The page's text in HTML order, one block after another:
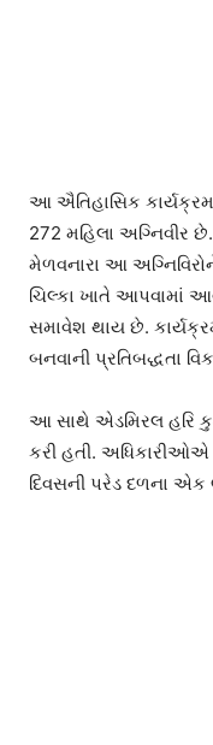
આ ઐતિહાસિક
272 મહિલા અગ્નિવીર
મેળવનારા આ
ચિલ્કા ખાતે આપવામાં
સમાવેશ થાય છે.
બનવાની પ્રતિબદ્ધતા
આ સાથે એડમિરલ હરિ
કરી હતી.
દિવસની પરેડ દળના એક